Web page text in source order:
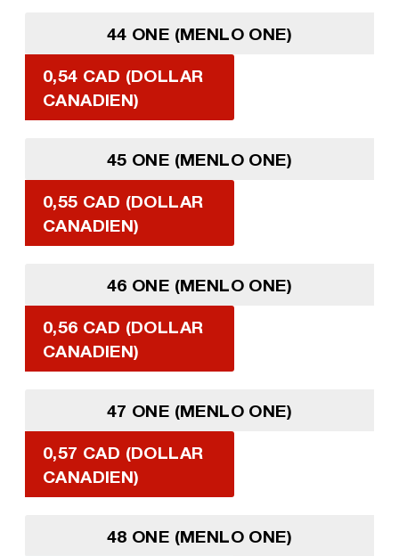
44 ONE (MENLO ONE)
0,54 CAD (DOLLAR
CANADIEN)
45 ONE (MENLO ONE)
0,55 CAD (DOLLAR
CANADIEN)
46 ONE (MENLO ONE)
0,56 CAD (DOLLAR
CANADIEN)
47 ONE (MENLO ONE)
0,57 CAD (DOLLAR
CANADIEN)
48 ONE (MENLO ONE)